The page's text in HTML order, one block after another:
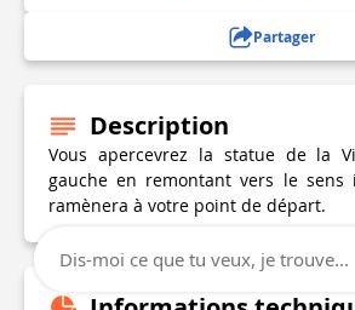
Partager
Description
Vous apercevrez la statue de la
gauche en remontant vers le
ramènera à votre point de départ.
Dis-moi ce que tu veux, je trouve...